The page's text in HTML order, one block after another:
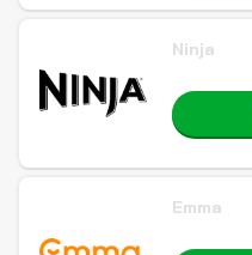
Ninja
Emma